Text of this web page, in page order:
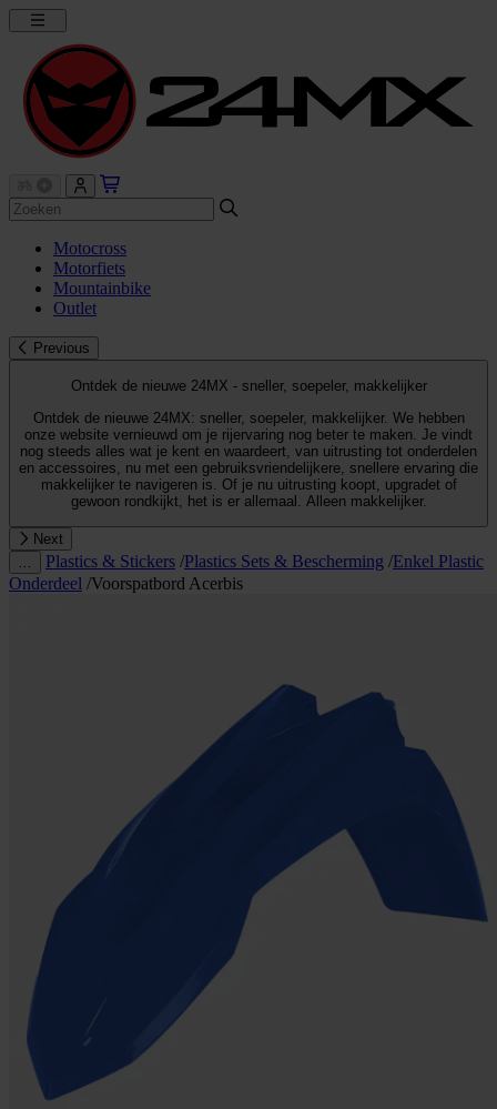
Motocross
Motorfiets
Mountainbike
Outlet
Previous
Ontdek de nieuwe 24MX - sneller, soepeler, makkelijker
Ontdek de nieuwe 24MX: sneller, soepeler, makkelijker. We hebben
onze website vernieuwd om je rijervaring nog beter te maken. Je vindt
nog steeds alles wat je kent en waardeert, van uitrusting tot onderdelen
en accessoires, nu met een gebruiksvriendelijkere, snellere ervaring die
makkelijker te navigeren is. Of je nu uitrusting koopt, upgradet of
gewoon rondkijkt, het is er allemaal. Alleen makkelijker.
Next
Plastics & Stickers /Plastics Sets & Bescherming /Enkel Plastic
Onderdeel /Voorspatbord Acerbis